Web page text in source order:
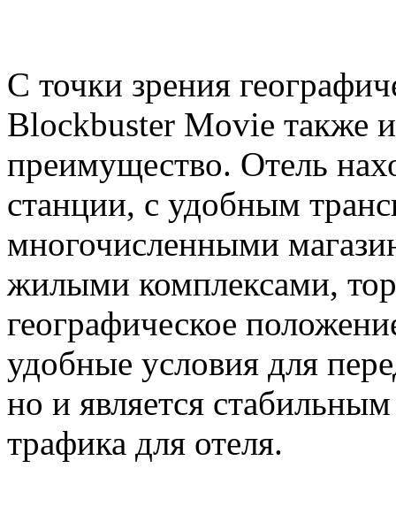
С точки зрения
Blockbuster Movie также
преимущество. Отель
станции, с удобным
многочисленными
жилыми комплексами,
географическое
удобные условия для
но и является
трафика для отеля.